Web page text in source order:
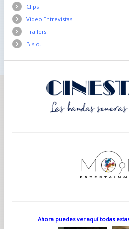
Clips
Vídeo Entrevistas
Trailers
B.s.o.
Ahora puedes ver aquí todas